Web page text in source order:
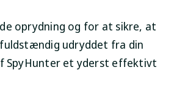
oprydning og for at sikre, at
udryddet fra din
SpyHunter et yderst effektivt